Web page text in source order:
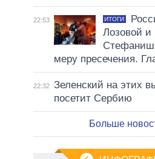
22:53 ИТОГИ
Лозовой и
меру пресечения.
22:32 Зеленский на этих
посетит Сербию
Больше